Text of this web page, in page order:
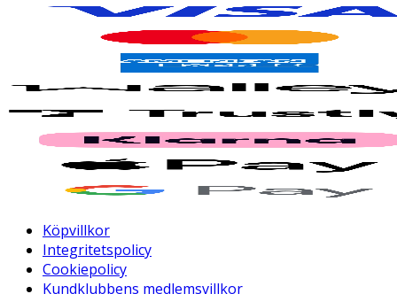
Köpvillkor
Integritetspolicy
Cookiepolicy
Kundklubbens medlemsvillkor